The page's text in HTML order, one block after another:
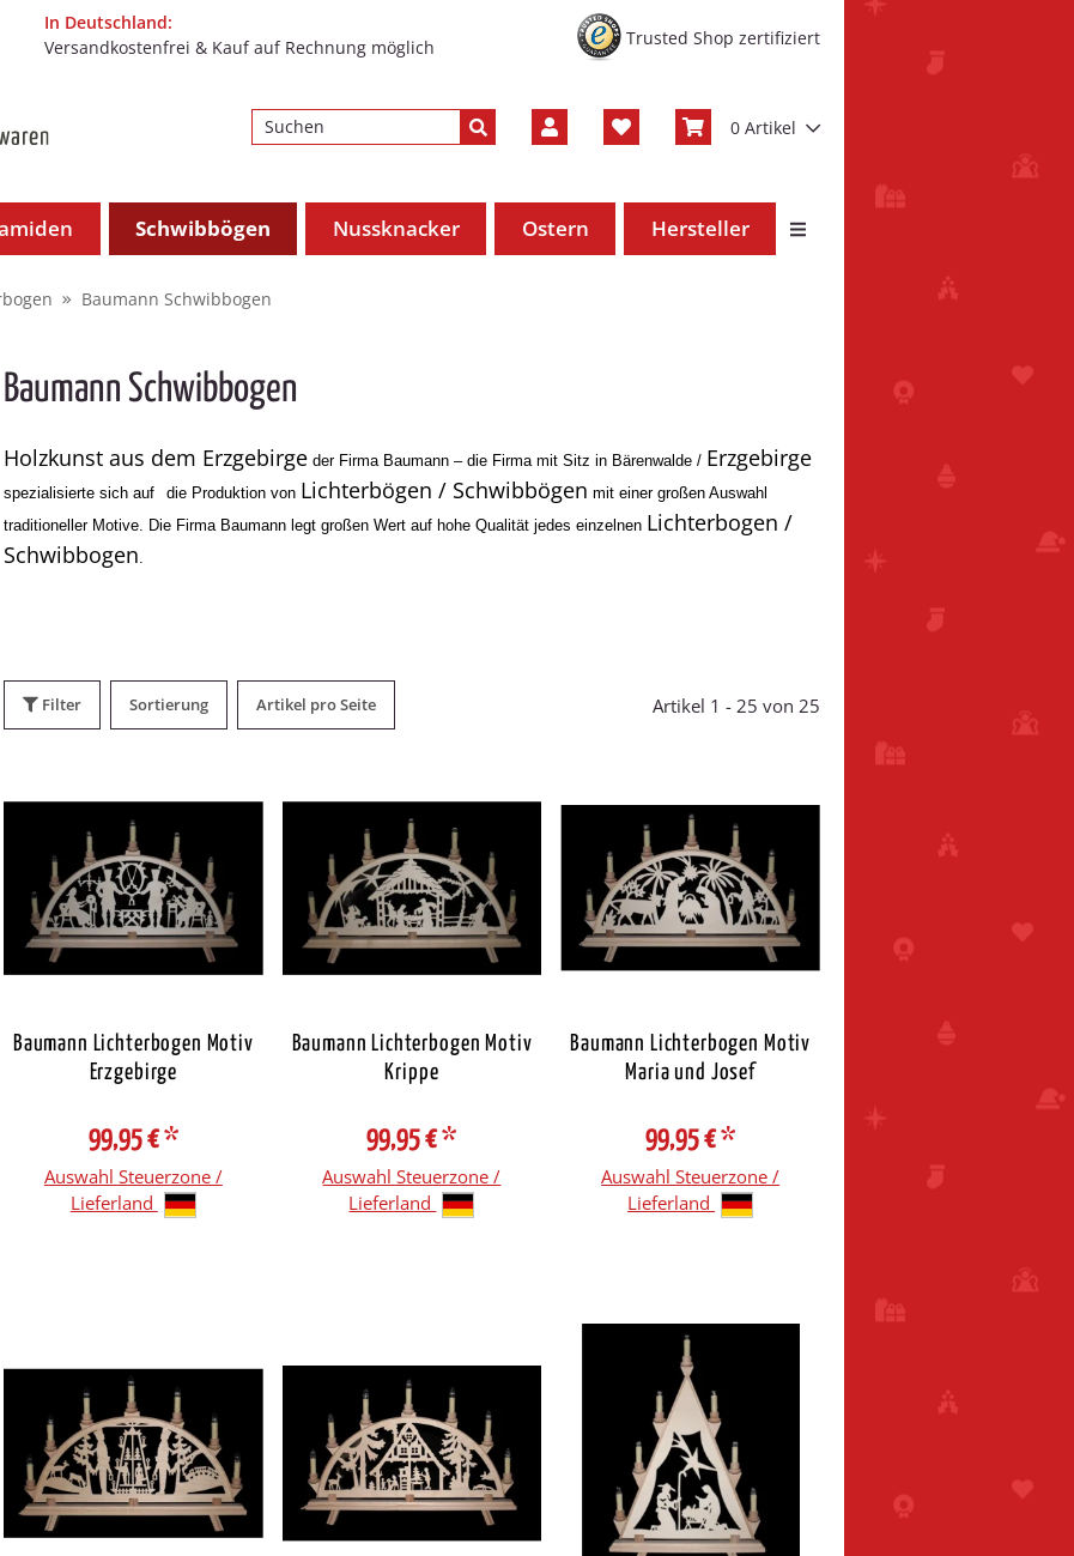
In Deutschland:
Versandkostenfrei & Kauf auf Rechnung möglich
Trusted Shop zertifiziert
0 Artikel
Schwibbögen Nussknacker Ostern Hersteller
Baumann Schwibbogen
Baumann Schwibbogen
Holzkunst aus dem Erzgebirge der Firma Baumann – die Firma mit Sitz in Bärenwalde / Erzgebirge
spezialisierte sich auf die Produktion von Lichterbögen / Schwibbögen mit einer großen Auswahl
traditioneller Motive. Die Firma Baumann legt großen Wert auf hohe Qualität jedes einzelnen Lichterbogen /
Schwibbogen.
Filter Sortierung Artikel pro Seite Artikel 1 - 25 von 25
Baumann Lichterbogen Motiv
Erzgebirge
99,95 €*
Auswahl Steuerzone /
Lieferland
Baumann Lichterbogen Motiv
Krippe
99,95 €*
Auswahl Steuerzone /
Lieferland
Baumann Lichterbogen Motiv
Maria und Josef
99,95 €*
Auswahl Steuerzone /
Lieferland